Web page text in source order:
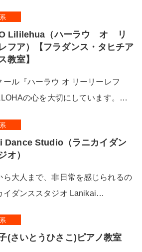
Lililehua（ハーラウ オ リ
フア）【フラダンス・タヒチア
教室】
ール『ハーラウ オ リーリーレフ
の心を大切にしています。…
Dance Studio（ラニカイダン
オ）
ら大人まで、非日常を感じられるの
イダンススタジオ Lanikai…
(さいとうひさこ)ピアノ教室